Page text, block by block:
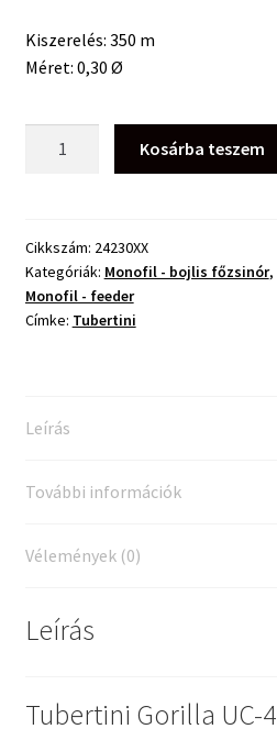
Kiszerelés: 350 m
Méret: 0,30 Ø
Black
350m
0,30
mennyiség
Kosárba teszem
Cikkszám: 24230XX
Kategóriák: Monofil - bojlis főzsinór,
Monofil - feeder
Címke: Tubertini
Leírás
További információk
Vélemények (0)
Leírás
Tubertini Gorilla UC-4